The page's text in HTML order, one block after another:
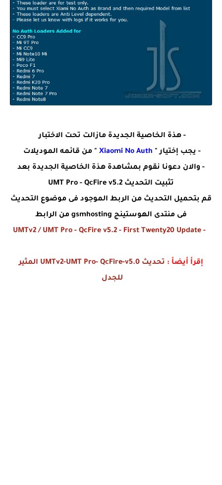
- هذة الخاصية الجديدة مازالت تحت الاختبار
- يجب إختيار " Xiaomi No Auth " من قائمه الموديلات
- والان دعونا نقوم بمشاهدة هذة الخاصية الجديدة بعد
تثبيت التحديث UMT Pro - QcFire v5.2
قم بتحميل التحديث من الربط الموجود فى موضوع التحديث
فى منتدى الهوستينج gsmhosting من الرابط
- UMTv2 / UMT Pro - QcFire v5.2 - First Twenty20 Update
إقرأ أيضأ :
تحديث UMTv2-UMT Pro- QcFire-v5.0 المثير
للجدل